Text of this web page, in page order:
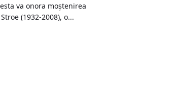
va onora moștenirea
(1932-2008), o...